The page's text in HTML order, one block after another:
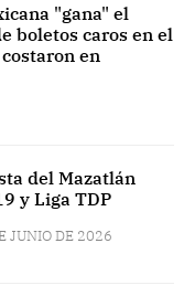
"gana" el
boletos caros en el
en
del Mazatlán
y Liga TDP
JUNIO DE 2026